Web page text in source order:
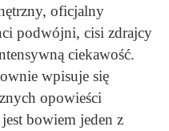
oficjalny
podwójni, cisi zdrajcy
ciekawość.
wpisuje się
opowieści
bowiem jeden z